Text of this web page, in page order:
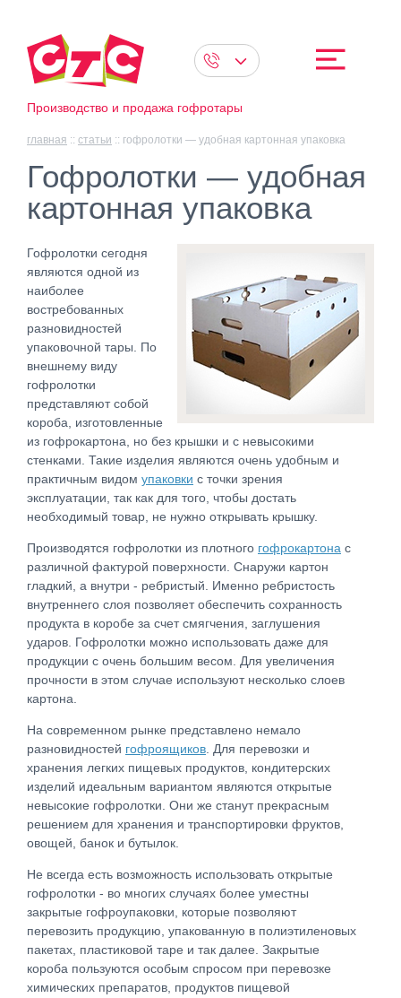
Производство и продажа гофротары
главная :: статьи :: гофролотки — удобная картонная упаковка
Гофролотки — удобная
картонная упаковка
Гофролотки сегодня
являются одной из
наиболее
востребованных
разновидностей
упаковочной тары. По
внешнему виду
гофролотки
представляют собой
короба, изготовленные
из гофрокартона, но без крышки и с невысокими
стенками. Такие изделия являются очень удобным и
практичным видом упаковки с точки зрения
эксплуатации, так как для того, чтобы достать
необходимый товар, не нужно открывать крышку.
Производятся гофролотки из плотного гофрокартона с
различной фактурой поверхности. Снаружи картон
гладкий, а внутри - ребристый. Именно ребристость
внутреннего слоя позволяет обеспечить сохранность
продукта в коробе за счет смягчения, заглушения
ударов. Гофролотки можно использовать даже для
продукции с очень большим весом. Для увеличения
прочности в этом случае используют несколько слоев
картона.
На современном рынке представлено немало
разновидностей гофроящиков. Для перевозки и
хранения легких пищевых продуктов, кондитерских
изделий идеальным вариантом являются открытые
невысокие гофролотки. Они же станут прекрасным
решением для хранения и транспортировки фруктов,
овощей, банок и бутылок.
Не всегда есть возможность использовать открытые
гофролотки - во многих случаях более уместны
закрытые гофроупаковки, которые позволяют
перевозить продукцию, упакованную в полиэтиленовых
пакетах, пластиковой таре и так далее. Закрытые
короба пользуются особым спросом при перевозке
химических препаратов, продуктов пищевой